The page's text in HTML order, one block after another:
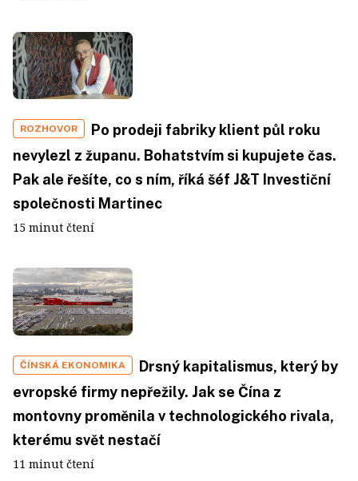
ROZHOVOR
Po prodeji fabriky klient půl roku
nevylezl z županu. Bohatstvím si kupujete čas.
Pak ale řešíte, co s ním, říká šéf J&T Investiční
společnosti Martinec
15 minut čtení
ČÍNSKÁ EKONOMIKA
Drsný kapitalismus, který by
evropské firmy nepřežily. Jak se Čína z
montovny proměnila v technologického rivala,
kterému svět nestačí
11 minut čtení